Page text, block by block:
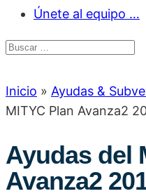
Únete al equipo …
Inicio » Ayudas &
MITYC Plan Avanza2
Ayudas del
Avanza2